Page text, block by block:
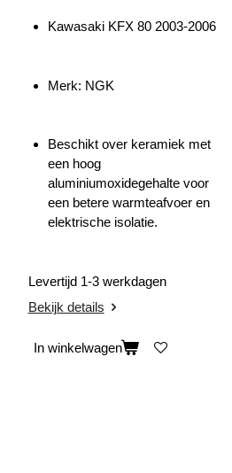
Kawasaki KFX 80 2003-2006
Merk: NGK
Beschikt over keramiek met
een hoog
aluminiumoxidegehalte voor
een betere warmteafvoer en
elektrische isolatie.
Levertijd 1-3 werkdagen
Bekijk details
In winkelwagen